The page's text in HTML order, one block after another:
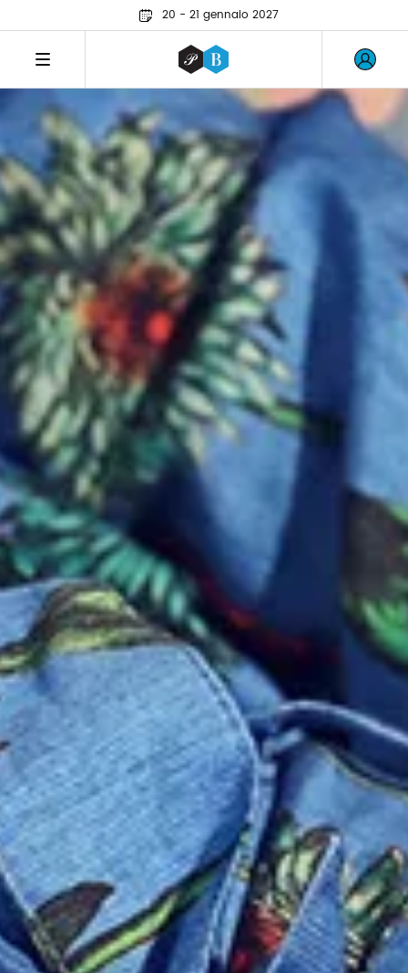
20 - 21 gennaio 2027